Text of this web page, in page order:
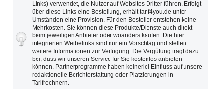
Links) verwendet, die Nutzer auf Websites Dritter führen. Erfolgt
über diese Links eine Bestellung, erhält tarif4you.de unter
Umständen eine Provision. Für den Besteller entstehen keine
Mehrkosten. Sie können diese Produkte/Dienste auch direkt
beim jeweiligen Anbieter oder woanders kaufen. Die hier
integrierten Werbelinks sind nur ein Vorschlag und stellen
weitere Informationen zur Verfügung. Die Vergütung trägt dazu
bei, dass wir unseren Service für Sie kostenlos anbieten
können. Partnerprogramme haben keinerlei Einfluss auf unsere
redaktionelle Berichterstattung oder Platzierungen in
Tarifrechnern.